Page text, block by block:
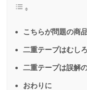
こちらが問題の商
二重テープはむし
二重テープは誤解
おわりに